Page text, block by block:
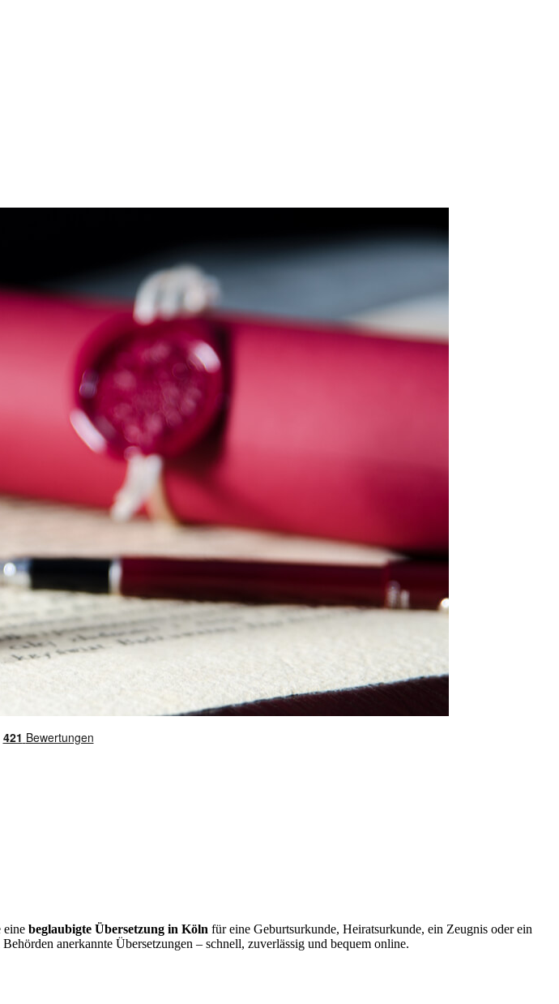
eine beglaubigte Übersetzung in Köln für eine Geburtsurkunde, Heiratsurkunde, ein Zeugnis oder ein
anerkannte Übersetzungen – schnell, zuverlässig und bequem online.